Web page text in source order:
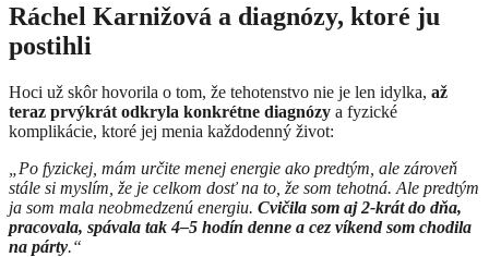
Ráchel Karnižová a diagnózy, ktoré ju
postihli
Hoci už skôr hovorila o tom, že tehotenstvo nie je len idylka, až
teraz prvýkrát odkryla konkrétne diagnózy a fyzické
komplikácie, ktoré jej menia každodenný život:
„Po fyzickej, mám určite menej energie ako predtým, ale zároveň
stále si myslím, že je celkom dosť na to, že som tehotná. Ale predtým
ja som mala neobmedzenú energiu. Cvičila som aj 2-krát do dňa,
pracovala, spávala tak 4–5 hodín denne a cez víkend som chodila
na párty.“